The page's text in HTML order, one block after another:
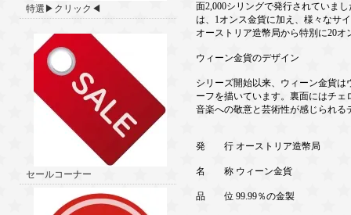
特選▶クリック◀
セールコーナー
面2,000シリングで発行されていま
は、1オンス金貨に加え、様々なサ
オーストリア造幣局から特別に20
ウィーン金貨のデザイン
シリーズ開始以来、ウィーン金貨
ーフを描いています。裏面にはチ
音楽への敬意と芸術性が感じられる
発 行 オーストリア造幣局
名 称 ウィーン金貨
品 位 99.99％の金製